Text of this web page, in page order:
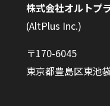
株式会社オルトプ
(AltPlus Inc.)
〒170-6045
東京都豊島区東池